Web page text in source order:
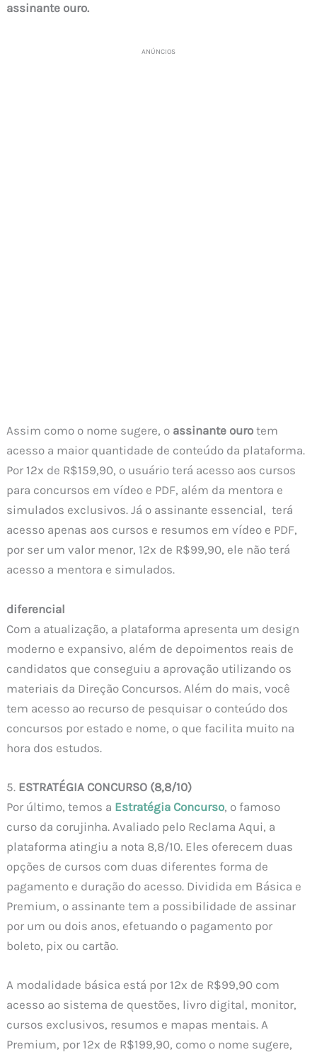
assinante ouro.
ANÚNCIOS
Assim como o nome sugere, o assinante ouro tem
acesso a maior quantidade de conteúdo da plataforma.
Por 12x de R$159,90, o usuário terá acesso aos cursos
para concursos em vídeo e PDF, além da mentora e
simulados exclusivos. Já o assinante essencial, terá
acesso apenas aos cursos e resumos em vídeo e PDF,
por ser um valor menor, 12x de R$99,90, ele não terá
acesso a mentora e simulados.
diferencial
Com a atualização, a plataforma apresenta um design
moderno e expansivo, além de depoimentos reais de
candidatos que conseguiu a aprovação utilizando os
materiais da Direção Concursos. Além do mais, você
tem acesso ao recurso de pesquisar o conteúdo dos
concursos por estado e nome, o que facilita muito na
hora dos estudos.
5. ESTRATÉGIA CONCURSO (8,8/10)
Por último, temos a Estratégia Concurso, o famoso
curso da corujinha. Avaliado pelo Reclama Aqui, a
plataforma atingiu a nota 8,8/10. Eles oferecem duas
opções de cursos com duas diferentes forma de
pagamento e duração do acesso. Dividida em Básica e
Premium, o assinante tem a possibilidade de assinar
por um ou dois anos, efetuando o pagamento por
boleto, pix ou cartão.
A modalidade básica está por 12x de R$99,90 com
acesso ao sistema de questões, livro digital, monitor,
cursos exclusivos, resumos e mapas mentais. A
Premium, por 12x de R$199,90, como o nome sugere,